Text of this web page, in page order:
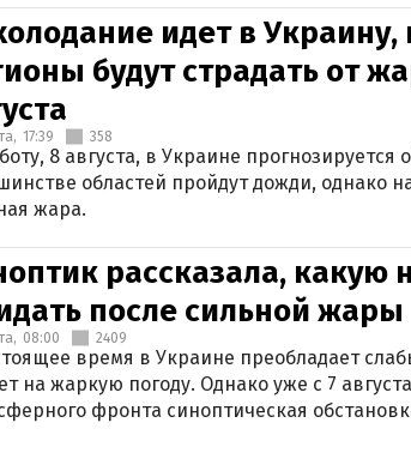
идет в
будут страдать от
17:39 358
8 августа, в Украине
областей пройдут дожди, однако
жара.
рассказала, какую
после сильной жары
08:00 2409
время в Украине преобладает
на жаркую погоду. Однако уже с 7
фронта синоптическая